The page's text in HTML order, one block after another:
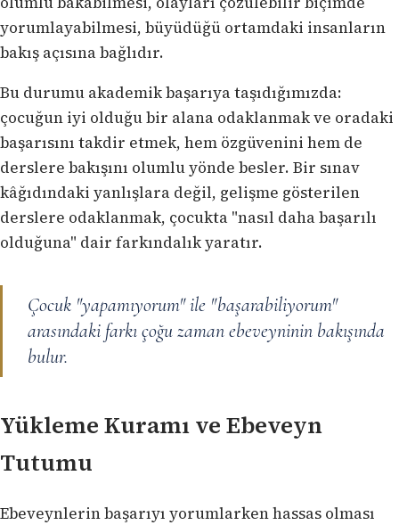
yorumlayabilmesi, büyüdüğü ortamdaki insanların
bakış açısına bağlıdır.
Bu durumu akademik başarıya taşıdığımızda:
çocuğun iyi olduğu bir alana odaklanmak ve oradaki
başarısını takdir etmek, hem özgüvenini hem de
derslere bakışını olumlu yönde besler. Bir sınav
kâğıdındaki yanlışlara değil, gelişme gösterilen
derslere odaklanmak, çocukta "nasıl daha başarılı
olduğuna" dair farkındalık yaratır.
Çocuk "yapamıyorum" ile "başarabiliyorum"
arasındaki farkı çoğu zaman ebeveyninin bakışında
bulur.
Yükleme Kuramı ve Ebeveyn
Tutumu
Ebeveynlerin başarıyı yorumlarken hassas olması